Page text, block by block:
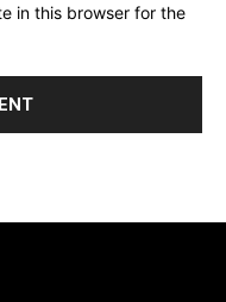
in this browser for the